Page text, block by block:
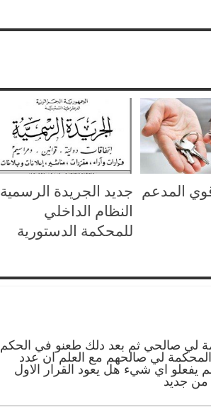
المدعم جديد الجريدة الرسمية
النظام الداخلي
للمحكمة الدستورية
لي صالحي ثم بعد دلك طعنو في الحكم
لي صالحهم مع العلم ان عدد
معهم 45 و بعد دلك لم يفعلو اي شيء هل يعود القرار الاول
جديد